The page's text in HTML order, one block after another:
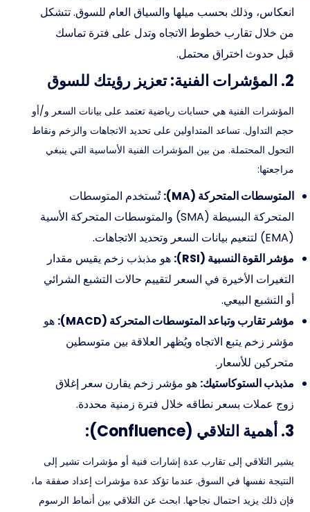
انعكاس، وذلك بحسب ميلها والسياق العام للسوق. تتشكل
من خلال تقارب خطوط الاتجاه وتدل على فترة تماسك
قبل حدوث اختراق محتمل.
2. المؤشرات الفنية: تعزيز رؤيتك للسوق
المؤشرات الفنية هي حسابات رياضية تعتمد على بيانات السعر و/أو
حجم التداول. تساعد المتداولين على تحديد الاتجاهات والزخم ونقاط
التحول المحتملة. من بين المؤشرات الفنية الأساسية التي ينبغي
مراجعتها:
المتوسطات المتحركة (MA):
تُستخدم المتوسطات
المتحركة البسيطة (SMA) والمتوسطات المتحركة الأسية
(EMA) لتنعيم بيانات السعر وتحديد الاتجاهات.
مؤشر القوة النسبية (RSI):
هو مذبذب زخم يقيس مقدار
التغيرات الأخيرة في السعر لتقييم حالات التشبع الشرائي
أو التشبع البيعي.
مؤشر تقارب وتباعد المتوسطات المتحركة (MACD):
هو
مؤشر زخم يتبع الاتجاه ويُظهر العلاقة بين متوسطين
متحركين للأسعار.
مذبذب الستوكاستيك: هو مؤشر زخم يقارن سعر إغلاق
زوج عملات بسعر نطاقه خلال فترة زمنية محددة.
3. أهمية التلاقي (Confluence):
يشير التلاقي إلى تقارب عدة إشارات فنية أو مؤشرات تشير إلى
النتيجة نفسها في السوق. عندما تؤكد عدة مؤشرات إعداد صفقة ما،
فإن ذلك يزيد احتمال نجاحها. ابحث عن التلاقي بين أنماط الرسوم